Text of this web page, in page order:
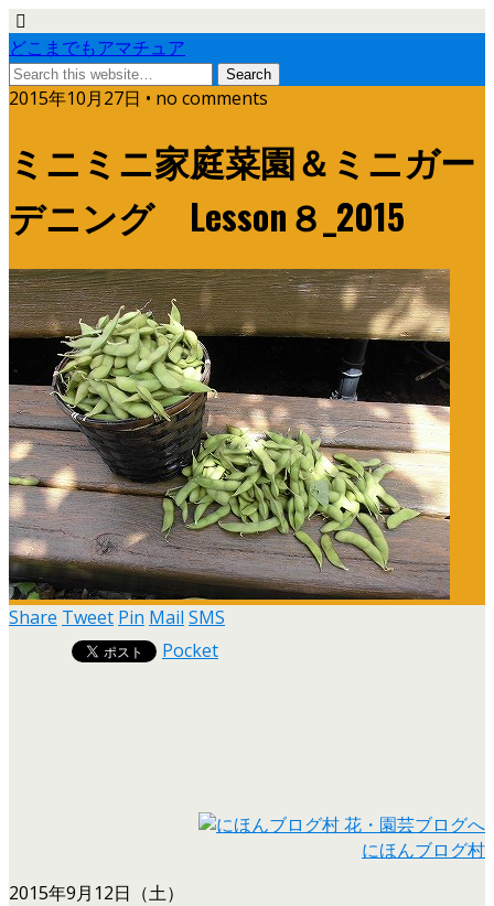
どこまでもアマチュア
2015年10月27日 • no comments
ミニミニ家庭菜園＆ミニガー
デニング Lesson８_2015
Share Tweet Pin Mail SMS
Pocket
にほんブログ村
2015年9月12日（土）